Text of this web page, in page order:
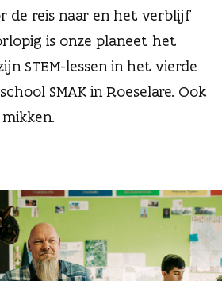
de reis naar en het verblijf
is onze planeet het
STEM-lessen in het vierde
SMAK in Roeselare. Ook